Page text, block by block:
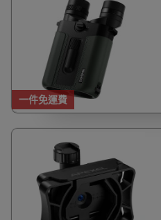
一件免運費